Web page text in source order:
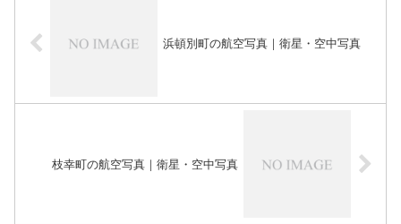
浜頓別町の航空写真｜衛星・空中写真
枝幸町の航空写真｜衛星・空中写真